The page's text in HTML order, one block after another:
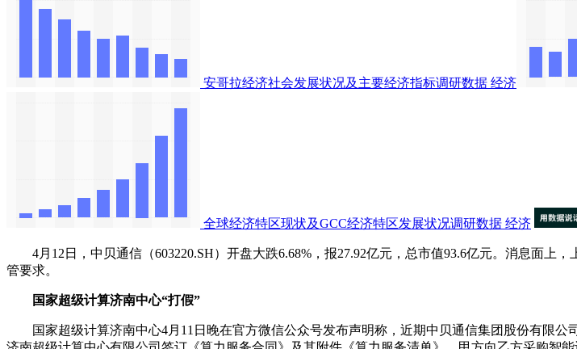
安哥拉经济社会发展状况及主要经济指标调研数据 经济
全球经济特区现状及GCC经济特区发展状况调研数据 经济
4月12日，中贝通信（603220.SH）开盘大跌6.68%，报27.92亿元，总市值93.6亿元。消息面上
管要求。
国家超级计算济南中心“打假”
国家超级计算济南中心4月11日晚在官方微信公众号发布声明称，近期中贝通信集团股份有限公